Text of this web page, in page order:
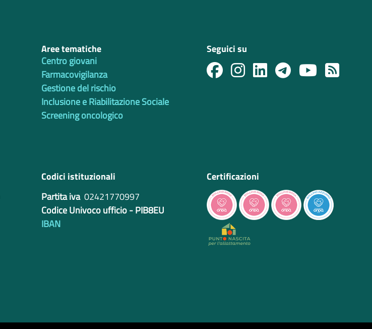
Aree tematiche
Centro giovani
Farmacovigilanza
Gestione del rischio
Inclusione e Riabilitazione Sociale
Screening oncologico
Seguici su
Codici istituzionali
Partita iva 02421770997
Codice Univoco ufficio - PIB8EU
IBAN
Certificazioni